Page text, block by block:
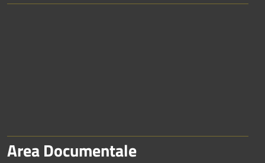
Area Documentale